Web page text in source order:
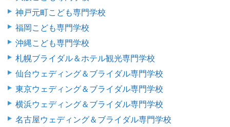
神戸元町こども専門学校
福岡こども専門学校
沖縄こども専門学校
札幌ブライダル＆ホテル観光専門学校
仙台ウェディング＆ブライダル専門学校
東京ウェディング＆ブライダル専門学校
横浜ウェディング＆ブライダル専門学校
名古屋ウェディング＆ブライダル専門学校